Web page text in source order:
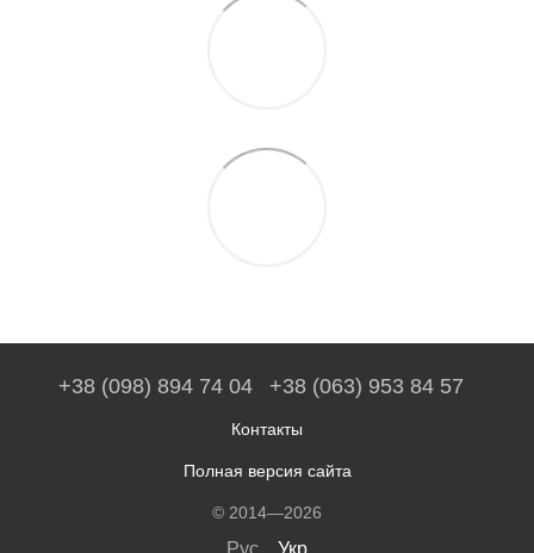
+38 (098) 894 74 04 +38 (063) 953 84 57
Контакты
Полная версия сайта
© 2014—2026
Рус Укр